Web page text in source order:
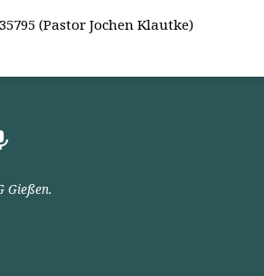
(Pastor Jochen Klautke)
Gießen.